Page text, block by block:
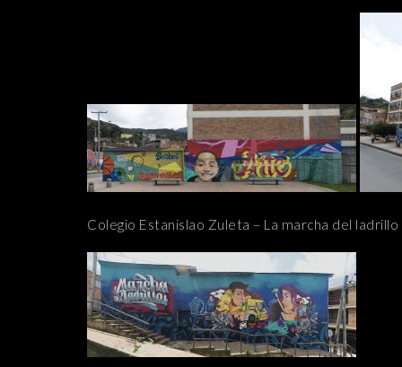
Colegio Estanislao Zuleta – La marcha del ladrillo